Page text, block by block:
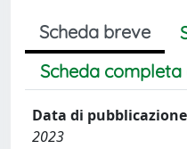
Scheda breve
Scheda completa
Data di pubblicazione
2023